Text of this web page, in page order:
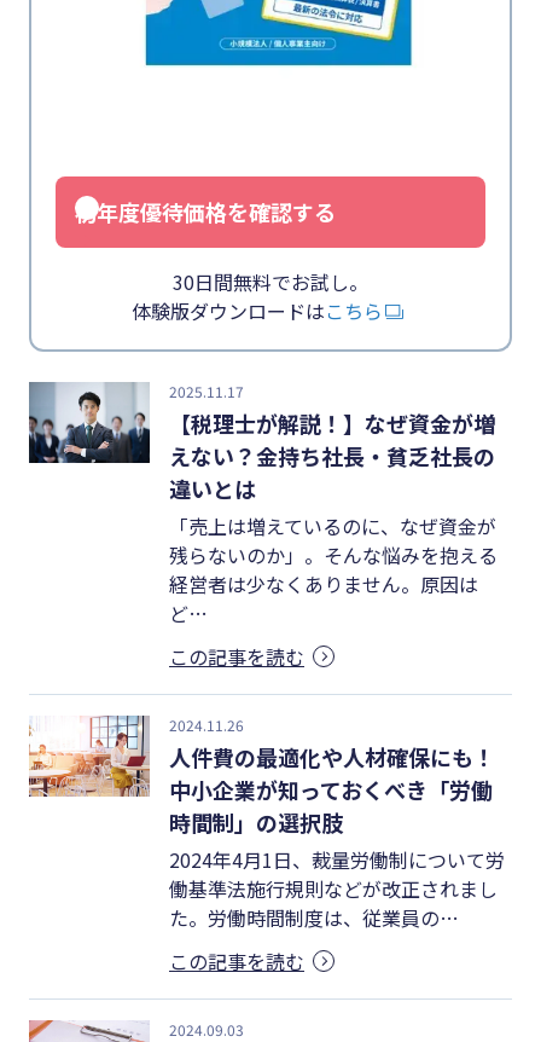
#インボイス制度
#電子帳簿保存法
#生産性向上
#採用
初年度優待価格を確認する
30日間無料でお試し。
体験版ダウンロードはこちら
2025.11.17
【税理士が解説！】なぜ資金が増
えない？金持ち社長・貧乏社長の
違いとは
「売上は増えているのに、なぜ資金が
残らないのか」。そんな悩みを抱える
経営者は少なくありません。原因は
ど…
この記事を読む
2024.11.26
人件費の最適化や人材確保にも！
中小企業が知っておくべき「労働
時間制」の選択肢
2024年4月1日、裁量労働制について労
働基準法施行規則などが改正されまし
た。労働時間制度は、従業員の…
この記事を読む
2024.09.03